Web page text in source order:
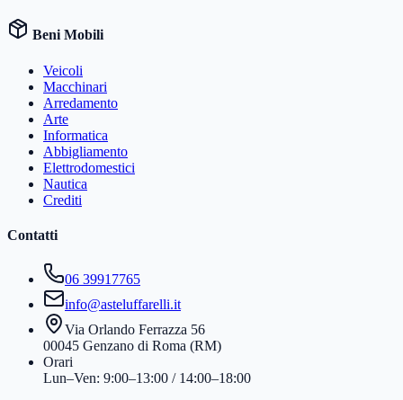
Beni Mobili
Veicoli
Macchinari
Arredamento
Arte
Informatica
Abbigliamento
Elettrodomestici
Nautica
Crediti
Contatti
06 39917765
info@asteluffarelli.it
Via Orlando Ferrazza 56
00045 Genzano di Roma (RM)
Orari
Lun–Ven: 9:00–13:00 / 14:00–18:00